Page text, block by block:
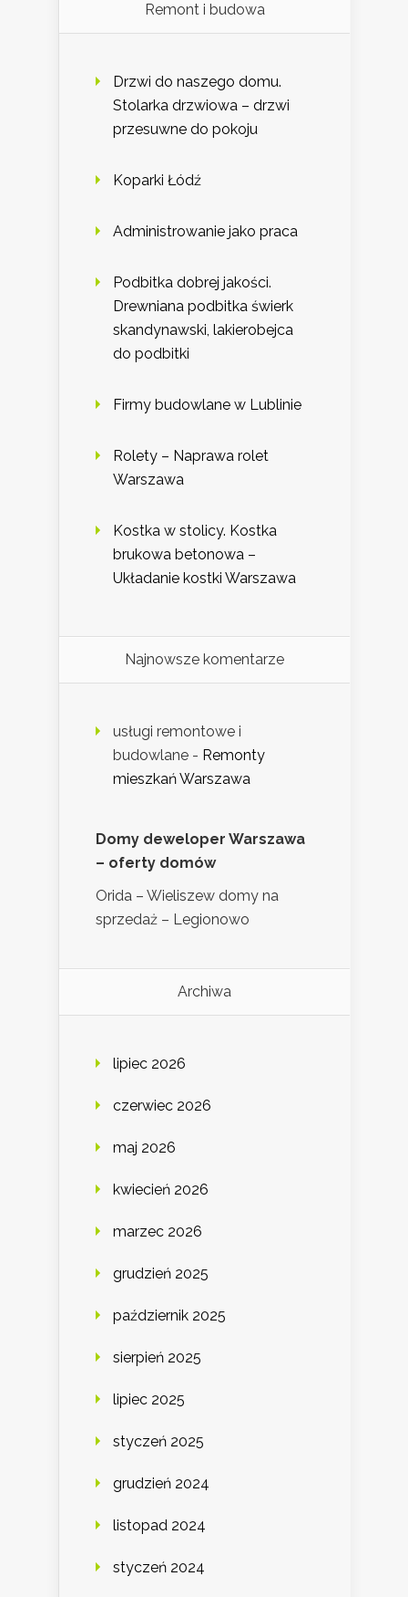
Remont i budowa
Drzwi do naszego domu.
Stolarka drzwiowa – drzwi
przesuwne do pokoju
Koparki Łódź
Administrowanie jako praca
Podbitka dobrej jakości.
Drewniana podbitka świerk
skandynawski, lakierobejca
do podbitki
Firmy budowlane w Lublinie
Rolety – Naprawa rolet
Warszawa
Kostka w stolicy. Kostka
brukowa betonowa –
Układanie kostki Warszawa
Najnowsze komentarze
usługi remontowe i
budowlane - Remonty
mieszkań Warszawa
Domy deweloper Warszawa
– oferty domów
Orida – Wieliszew domy na
sprzedaż – Legionowo
Archiwa
lipiec 2026
czerwiec 2026
maj 2026
kwiecień 2026
marzec 2026
grudzień 2025
październik 2025
sierpień 2025
lipiec 2025
styczeń 2025
grudzień 2024
listopad 2024
styczeń 2024